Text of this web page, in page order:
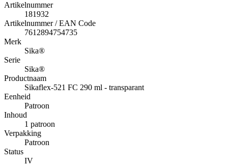
Artikelnummer
181932
Artikelnummer / EAN Code
7612894754735
Merk
Sika®
Serie
Sika®
Productnaam
Sikaflex-521 FC 290 ml - transparant
Eenheid
Patroon
Inhoud
1 patroon
Verpakking
Patroon
Status
IV